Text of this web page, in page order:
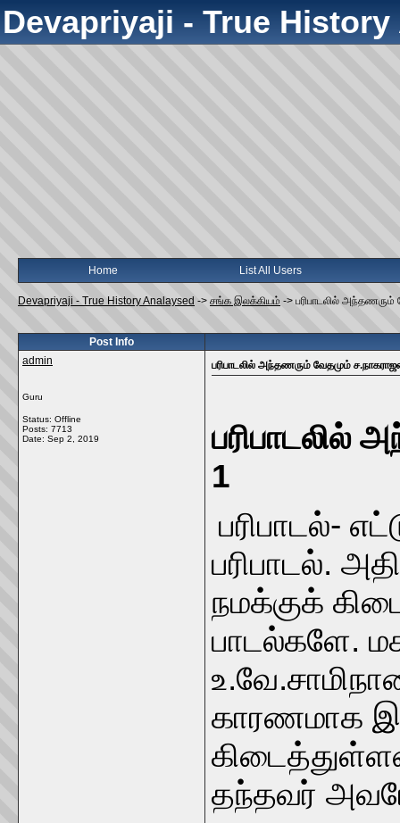
Devapriyaji - True
Home List All Users
Devapriyaji - True History Analaysed -> சங்க இலக்கியம் -> பரிபாடலில் அந்தணரும்
Post Info
admin
Guru
Status: Offline
Posts: 7713
Date: Sep 2, 2019
பரிபாடலில் அந்தணரும் வேதமும்
பரிபாடலில்
1
பரிபாடல்-
பரிபாடல்.
நமக்குக்
பாடல்களே.
காரணமாக
தந்தவர்